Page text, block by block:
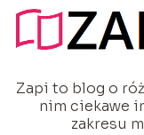
Zapi to blog o
nim ciekawe
zakresu